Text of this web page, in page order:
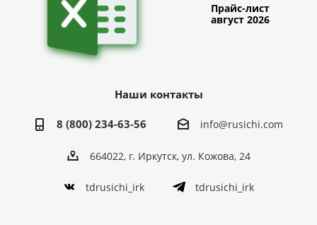
Прайс-лист
август 2026
Наши контакты
8 (800) 234-63-56 info@rusichi.com
664022, г. Иркутск, ул. Кожова, 24
tdrusichi_irk tdrusichi_irk